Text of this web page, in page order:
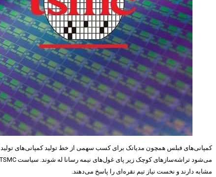
مشابه دارند و نخست نیاز تیم نقره‌ای را پاسخ می‌دهند.